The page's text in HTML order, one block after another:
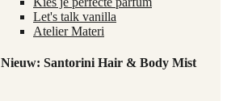
Let's talk vanilla
Atelier Materi
Nieuw: Santorini Hair & Body Mist